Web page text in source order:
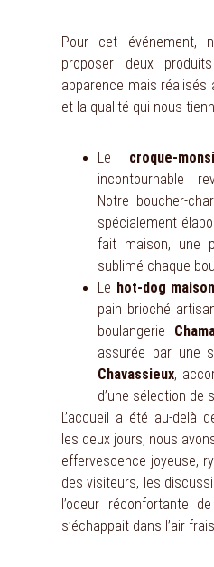
Pour cet événement,
proposer deux
apparence mais réalisés
et la qualité qui nous
Le croque-
incontournable
Notre boucher-
spécialement
fait maison, une
sublimé chaque
Le hot-dog maison
pain brioché
boulangerie
assurée par une
Chavassieux,
d’une sélection de
L’accueil a été au-delà
les deux jours, nous
effervescence joyeuse,
des visiteurs, les
l’odeur réconfortante
s’échappait dans l’air